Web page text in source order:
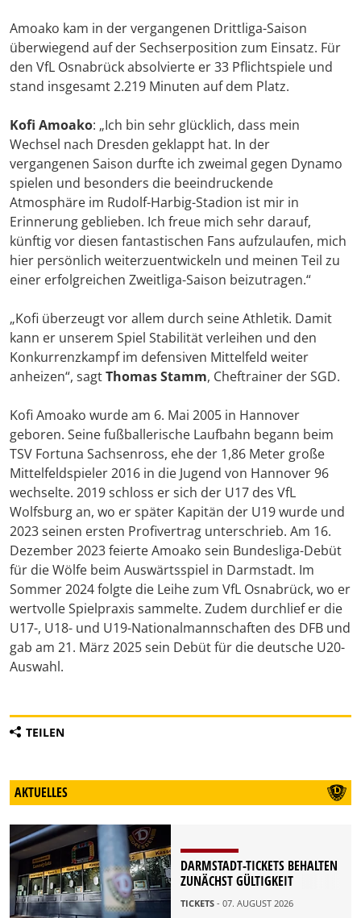
Amoako kam in der vergangenen Drittliga-Saison
überwiegend auf der Sechserposition zum Einsatz. Für
den VfL Osnabrück absolvierte er 33 Pflichtspiele und
stand insgesamt 2.219 Minuten auf dem Platz.
Kofi Amoako: „Ich bin sehr glücklich, dass mein
Wechsel nach Dresden geklappt hat. In der
vergangenen Saison durfte ich zweimal gegen Dynamo
spielen und besonders die beeindruckende
Atmosphäre im Rudolf-Harbig-Stadion ist mir in
Erinnerung geblieben. Ich freue mich sehr darauf,
künftig vor diesen fantastischen Fans aufzulaufen, mich
hier persönlich weiterzuentwickeln und meinen Teil zu
einer erfolgreichen Zweitliga-Saison beizutragen.“
„Kofi überzeugt vor allem durch seine Athletik. Damit
kann er unserem Spiel Stabilität verleihen und den
Konkurrenzkampf im defensiven Mittelfeld weiter
anheizen“, sagtThomas Stamm, Cheftrainer der SGD.
Kofi Amoako wurde am 6. Mai 2005 in Hannover
geboren. Seine fußballerische Laufbahn begann beim
TSV Fortuna Sachsenross, ehe der 1,86 Meter große
Mittelfeldspieler 2016 in die Jugend von Hannover 96
wechselte. 2019 schloss er sich der U17 des VfL
Wolfsburg an, wo er später Kapitän der U19 wurde und
2023 seinen ersten Profivertrag unterschrieb. Am 16.
Dezember 2023 feierte Amoako sein Bundesliga-Debüt
für die Wölfe beim Auswärtsspiel in Darmstadt. Im
Sommer 2024 folgte die Leihe zum VfL Osnabrück, wo er
wertvolle Spielpraxis sammelte. Zudem durchlief er die
U17-, U18- und U19-Nationalmannschaften des DFB und
gab am 21. März 2025 sein Debüt für die deutsche U20-
Auswahl.
TEILEN
AKTUELLES
DARMSTADT-TICKETS BEHALTEN
ZUNÄCHST GÜLTIGKEIT
TICKETS - 07. AUGUST 2026